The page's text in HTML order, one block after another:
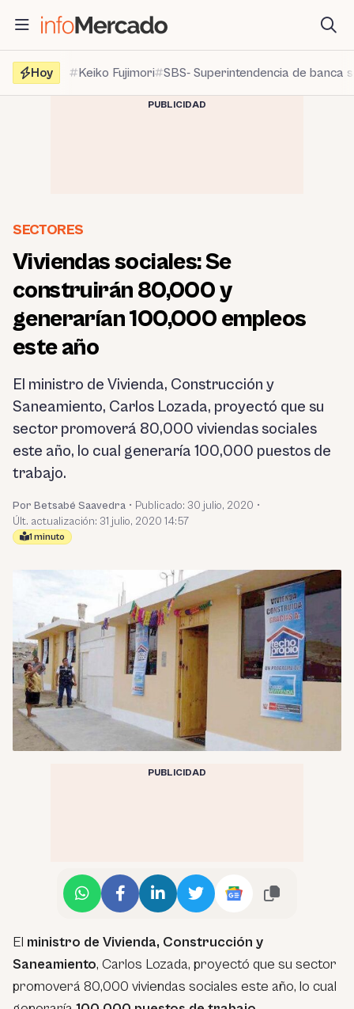
contenido
Hoy
Keiko Fujimori SBS- Superintendencia de banca
PUBLICIDAD
SECTORES
Viviendas sociales: Se
construirán 80,000 y
generarían 100,000 empleos
este año
El ministro de Vivienda, Construcción y
Saneamiento, Carlos Lozada, proyectó que su
sector promoverá 80,000 viviendas sociales
este año, lo cual generaría 100,000 puestos de
trabajo.
Por Betsabé Saavedra • Publicado: 30 julio, 2020 •
Últ. actualización: 31 julio, 2020 14:57
1 minuto
PUBLICIDAD
El ministro de Vivienda, Construcción y
Saneamiento, Carlos Lozada, proyectó que su sector
promoverá 80,000 viviendas sociales este año, lo cual